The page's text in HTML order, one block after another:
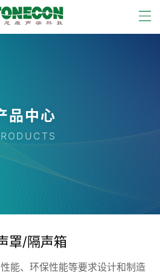
品中心
罩/隔声箱
能、环保性能等要求设计和制造